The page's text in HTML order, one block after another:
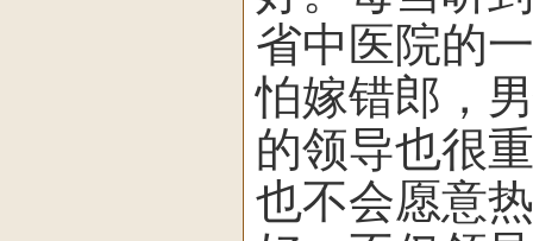
省中医院的
怕嫁错郎，
的领导也很
也不会愿意